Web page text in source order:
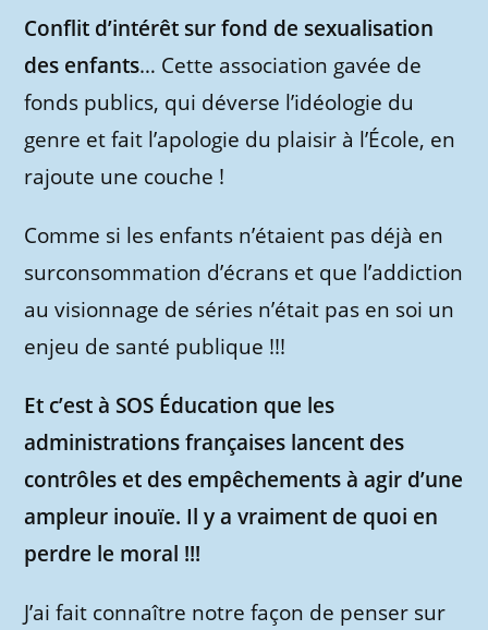
Conflit d’intérêt sur fond de sexualisation
des enfants… Cette association gavée de
fonds publics, qui déverse l’idéologie du
genre et fait l’apologie du plaisir à l’École, en
rajoute une couche !
Comme si les enfants n’étaient pas déjà en
surconsommation d’écrans et que l’addiction
au visionnage de séries n’était pas en soi un
enjeu de santé publique !!!
Et c’est à SOS Éducation que les
administrations françaises lancent des
contrôles et des empêchements à agir d’une
ampleur inouïe. Il y a vraiment de quoi en
perdre le moral !!!
J’ai fait connaître notre façon de penser sur